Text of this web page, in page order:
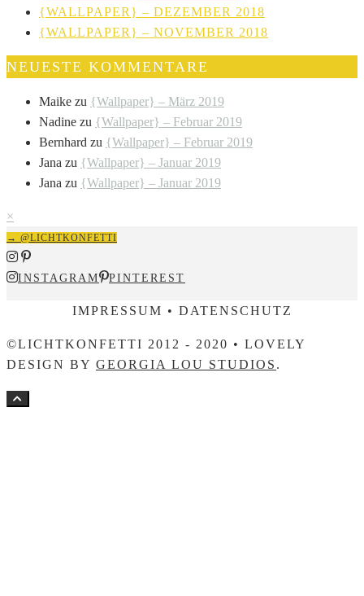
{WALLPAPER} – DEZEMBER 2018
{WALLPAPER} – NOVEMBER 2018
NEUESTE KOMMENTARE
Maike zu {Wallpaper} – März 2019
Nadine zu {Wallpaper} – Februar 2019
Bernhard zu {Wallpaper} – Februar 2019
Jana zu {Wallpaper} – Januar 2019
Jana zu {Wallpaper} – Januar 2019
×
→ @LICHTKONFETTI
INSTAGRAM PINTEREST
IMPRESSUM • DATENSCHUTZ
©LICHTKONFETTI 2012 - 2020 • LOVELY
DESIGN BY GEORGIA LOU STUDIOS .